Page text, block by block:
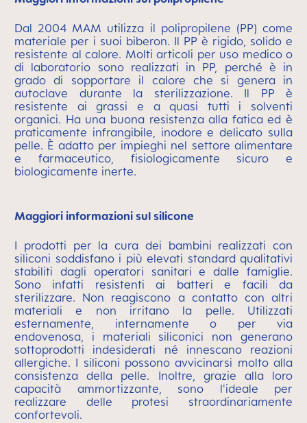
Dal 2004 MAM utilizza il polipropilene (PP) come
materiale per i suoi biberon. Il PP è rigido, solido e
resistente al calore. Molti articoli per uso medico o
di laboratorio sono realizzati in PP, perché è in
grado di sopportare il calore che si genera in
autoclave durante la sterilizzazione. Il PP è
resistente ai grassi e a quasi tutti i solventi
organici. Ha una buona resistenza alla fatica ed è
praticamente infrangibile, inodore e delicato sulla
pelle. È adatto per impieghi nel settore alimentare
e farmaceutico, fisiologicamente sicuro e
biologicamente inerte.
Maggiori informazioni sul silicone
I prodotti per la cura dei bambini realizzati con
siliconi soddisfano i più elevati standard qualitativi
stabiliti dagli operatori sanitari e dalle famiglie.
Sono infatti resistenti ai batteri e facili da
sterilizzare. Non reagiscono a contatto con altri
materiali e non irritano la pelle. Utilizzati
esternamente, internamente o per via
endovenosa, i materiali siliconici non generano
sottoprodotti indesiderati né innescano reazioni
allergiche. I siliconi possono avvicinarsi molto alla
consistenza della pelle. Inoltre, grazie alla loro
capacità ammortizzante, sono l'ideale per
realizzare delle protesi straordinariamente
confortevoli.